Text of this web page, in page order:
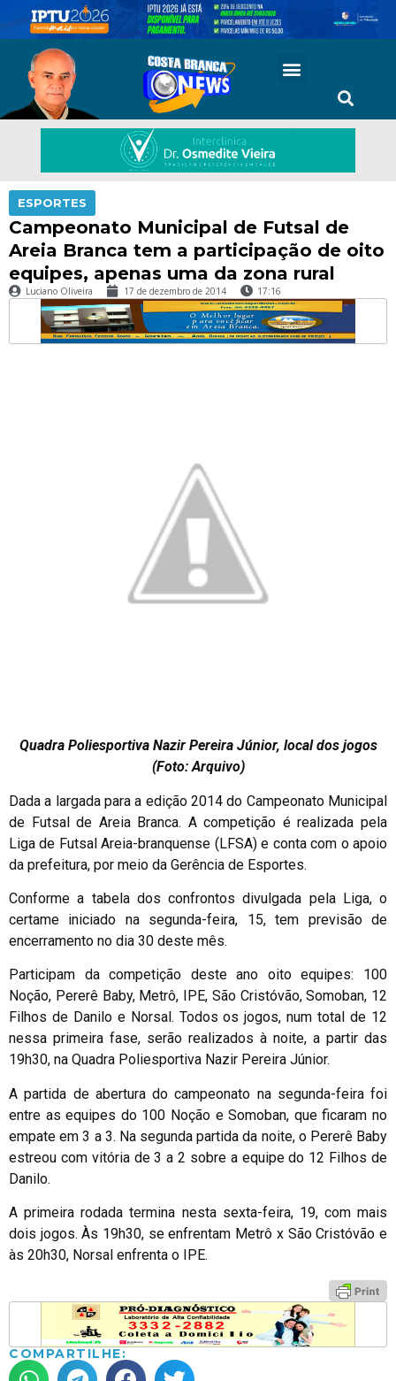
ESPORTES
Campeonato Municipal de Futsal de
Areia Branca tem a participação de oito
equipes, apenas uma da zona rural
Luciano Oliveira 17 de dezembro de 2014 17:16
Quadra Poliesportiva Nazir Pereira Júnior, local dos jogos
(Foto: Arquivo)
Dada a largada para a edição 2014 do Campeonato Municipal
de Futsal de Areia Branca. A competição é realizada pela
Liga de Futsal Areia-branquense (LFSA) e conta com o apoio
da prefeitura, por meio da Gerência de Esportes.
Conforme a tabela dos confrontos divulgada pela Liga, o
certame iniciado na segunda-feira, 15, tem previsão de
encerramento no dia 30 deste mês.
Participam da competição deste ano oito equipes: 100
Noção, Pererê Baby, Metrô, IPE, São Cristóvão, Somoban, 12
Filhos de Danilo e Norsal. Todos os jogos, num total de 12
nessa primeira fase, serão realizados à noite, a partir das
19h30, na Quadra Poliesportiva Nazir Pereira Júnior.
A partida de abertura do campeonato na segunda-feira foi
entre as equipes do 100 Noção e Somoban, que ficaram no
empate em 3 a 3. Na segunda partida da noite, o Pererê Baby
estreou com vitória de 3 a 2 sobre a equipe do 12 Filhos de
Danilo.
A primeira rodada termina nesta sexta-feira, 19, com mais
dois jogos. Às 19h30, se enfrentam Metrô x São Cristóvão e
às 20h30, Norsal enfrenta o IPE.
COMPARTILHE: